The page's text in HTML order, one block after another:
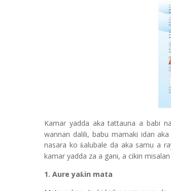
Kamar yadda aka tattauna a babi
wannan dalili, babu mamaki idan
nasara koƙalubale da aka samu a
kamar yadda za a gani, a cikin
1. Aure yaƙin mata